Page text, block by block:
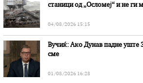
станици од „Осломеј“ и не ги
04/08/2026 15:15
Вучиќ: Ако Дунав падне уште
сме
01/08/2026 16:28